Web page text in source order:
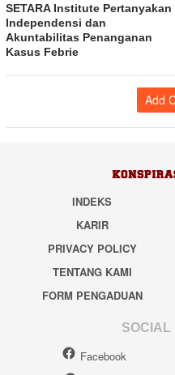
SETARA Institute Pertanyakan
Independensi dan
Akuntabilitas Penanganan
Kasus Febrie
Add
INDEKS
KARIR
PRIVACY POLICY
TENTANG KAMI
FORM PENGADUAN
SOCIAL
Facebook